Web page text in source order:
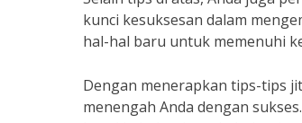
kunci kesuksesan dalam
hal-hal baru untuk memenuhi
Dengan menerapkan tips-tips
menengah Anda dengan